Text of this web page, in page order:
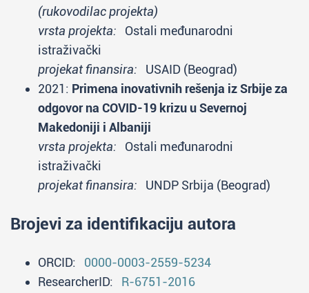
(rukovodilac projekta)
vrsta projekta: Ostali međunarodni
istraživački
projekat finansira: USAID (Beograd)
2021: Primena inovativnih rešenja iz Srbije za
odgovor na COVID-19 krizu u Severnoj
Makedoniji i Albaniji
vrsta projekta: Ostali međunarodni
istraživački
projekat finansira: UNDP Srbija (Beograd)
Brojevi za identifikaciju autora
ORCID: 0000-0003-2559-5234
ResearcherID: R-6751-2016